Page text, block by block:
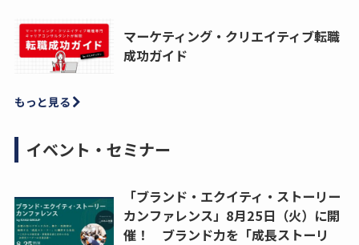
マーケティング・クリエイティブ転職
成功ガイド
もっと見る
イベント・セミナー
「ブランド・エクイティ・ストーリー
カンファレンス」8月25日（火）に開
催！ ブランド力を「成長ストーリ